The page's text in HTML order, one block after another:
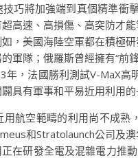
巧將加強端到真個精準衝
高速、高損傷、高突防才
，美國海陸空軍都在積極
軍隊；俄羅斯曾經擁有“前
年，法國勝利測試V-MaX
具有軍事和平易近用利用
用航空範疇的利用尚不成
和Stratolaunch公司及
在研發全電及混雜電力推